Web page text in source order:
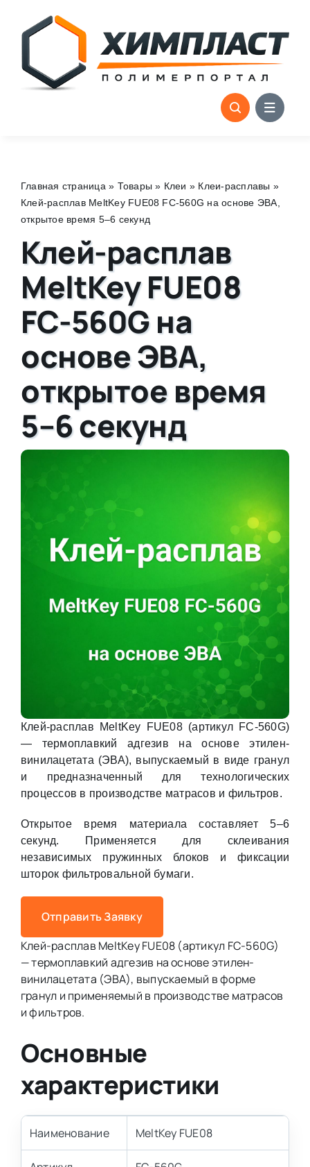
content
Главная страница » Товары » Клеи » Клеи-расплавы »
Клей-расплав MeltKey FUE08 FC-560G на основе ЭВА,
открытое время 5–6 секунд
Клей-расплав
MeltKey FUE08
FC-560G на
основе ЭВА,
открытое время
5–6 секунд
Клей-расплав MeltKey FUE08 (артикул FC-560G)
— термоплавкий адгезив на основе этилен-
винилацетата (ЭВА), выпускаемый в виде гранул
и предназначенный для технологических
процессов в производстве матрасов и фильтров.
Открытое время материала составляет 5–6
секунд. Применяется для склеивания
независимых пружинных блоков и фиксации
шторок фильтровальной бумаги.
Отправить Заявку
Клей-расплав MeltKey FUE08 (артикул FC-560G)
— термоплавкий адгезив на основе этилен-
винилацетата (ЭВА), выпускаемый в форме
гранул и применяемый в производстве матрасов
и фильтров.
Основные
характеристики
Наименование MeltKey FUE08